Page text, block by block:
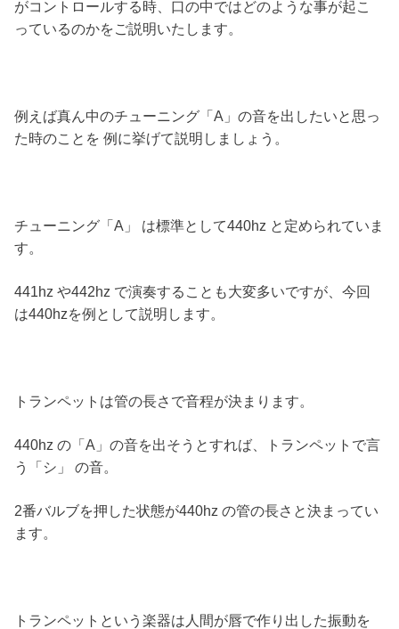
がコントロールする時、口の中ではどのような事が起こ
っているのかをご説明いたします。
例えば真ん中のチューニング「A」の音を出したいと思っ
た時のことを 例に挙げて説明しましょう。
チューニング「A」 は標準として440hz と定められていま
す。
441hz や442hz で演奏することも大変多いですが、今回
は440hzを例として説明します。
トランペットは管の長さで音程が決まります。
440hz の「A」の音を出そうとすれば、トランペットで言
う「シ」 の音。
2番バルブを押した状態が440hz の管の長さと決まってい
ます。
トランペットという楽器は人間が唇で作り出した振動を